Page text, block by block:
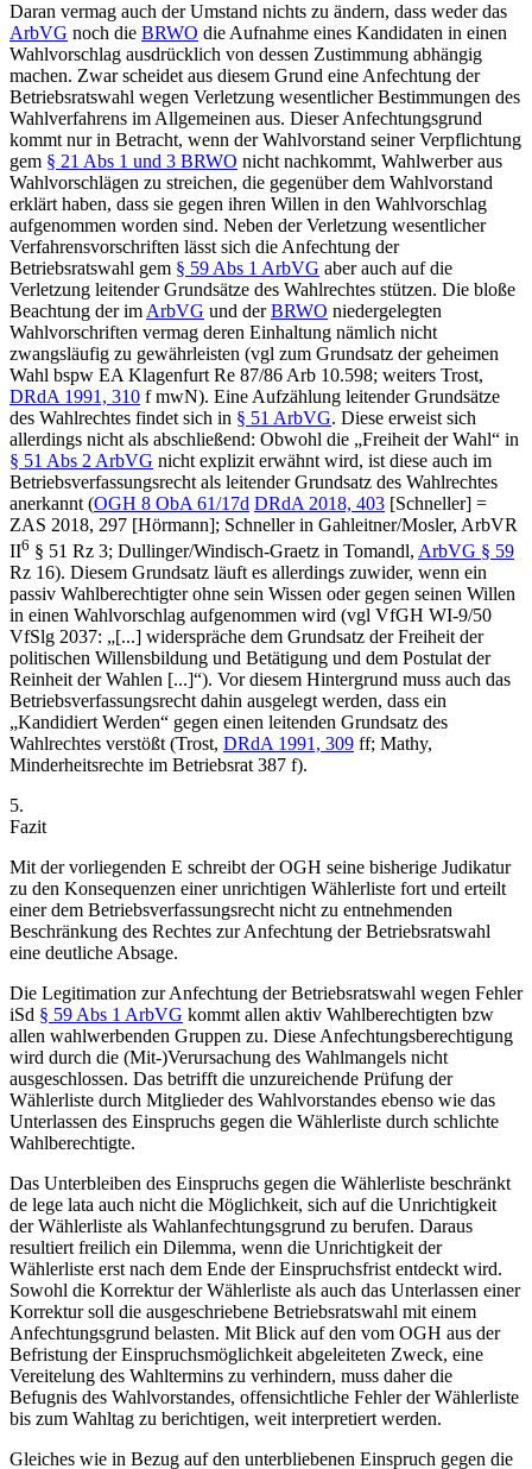
Daran vermag auch der Umstand nichts zu ändern, dass weder das
ArbVG noch die BRWO die Aufnahme eines Kandidaten in einen
Wahlvorschlag ausdrücklich von dessen Zustimmung abhängig
machen. Zwar scheidet aus diesem Grund eine Anfechtung der
Betriebsratswahl wegen Verletzung wesentlicher Bestimmungen des
Wahlverfahrens im Allgemeinen aus. Dieser Anfechtungsgrund
kommt nur in Betracht, wenn der Wahlvorstand seiner Verpflichtung
gem § 21 Abs 1 und 3 BRWO nicht nachkommt, Wahlwerber aus
Wahlvorschlägen zu streichen, die gegenüber dem Wahlvorstand
erklärt haben, dass sie gegen ihren Willen in den Wahlvorschlag
aufgenommen worden sind. Neben der Verletzung wesentlicher
Verfahrensvorschriften lässt sich die Anfechtung der
Betriebsratswahl gem § 59 Abs 1 ArbVG aber auch auf die
Verletzung leitender Grundsätze des Wahlrechtes stützen. Die bloße
Beachtung der im ArbVG und derBRWO niedergelegten
Wahlvorschriften vermag deren Einhaltung nämlich nicht
zwangsläufig zu gewährleisten (vgl zum Grundsatz der geheimen
Wahl bspw EA Klagenfurt Re 87/86 Arb 10.598; weiters Trost,
DRdA 1991, 310 f mwN). Eine Aufzählung leitender Grundsätze
des Wahlrechtes findet sich in § 51 ArbVG. Diese erweist sich
allerdings nicht als abschließend: Obwohl die „Freiheit der Wahl“ in
§ 51 Abs 2 ArbVG nicht explizit erwähnt wird, ist diese auch im
Betriebsverfassungsrecht als leitender Grundsatz des Wahlrechtes
anerkannt (OGH 8 ObA 61/17d DRdA 2018, 403 [Schneller] =
ZAS 2018, 297 [Hörmann]; Schnellerin Gahleitner/Mosler, ArbVR
II6 § 51 Rz 3; Dullinger/Windisch-Graetz in Tomandl, ArbVG § 59
Rz 16). Diesem Grundsatz läuft es allerdings zuwider, wenn ein
passiv Wahlberechtigter ohne sein Wissen oder gegen seinen Willen
in einen Wahlvorschlag aufgenommen wird (vgl VfGH WI-9/50
VfSlg 2037: „[...] widerspräche dem Grundsatz der Freiheit der
politischen Willensbildung und Betätigung und dem Postulat der
Reinheit der Wahlen [...]“). Vor diesem Hintergrund muss auch das
Betriebsverfassungsrecht dahin ausgelegt werden, dass ein
„Kandidiert Werden“ gegen einen leitenden Grundsatz des
Wahlrechtes verstößt (Trost, DRdA 1991, 309 ff; Mathy,
Minderheitsrechte im Betriebsrat 387 f).
5.
Fazit
Mit der vorliegenden E schreibt der OGH seine bisherige Judikatur
zu den Konsequenzen einer unrichtigen Wählerliste fort und erteilt
einer dem Betriebsverfassungsrecht nicht zu entnehmenden
Beschränkung des Rechtes zur Anfechtung der Betriebsratswahl
eine deutliche Absage.
Die Legitimation zur Anfechtung der Betriebsratswahl wegen Fehler
iSd § 59 Abs 1 ArbVG kommt allen aktiv Wahlberechtigten bzw
allen wahlwerbenden Gruppen zu. Diese Anfechtungsberechtigung
wird durch die (Mit-)Verursachung des Wahlmangels nicht
ausgeschlossen. Das betrifft die unzureichende Prüfung der
Wählerliste durch Mitglieder des Wahlvorstandes ebenso wie das
Unterlassen des Einspruchs gegen die Wählerliste durch schlichte
Wahlberechtigte.
Das Unterbleiben des Einspruchs gegen die Wählerliste beschränkt
de lege lata auch nicht die Möglichkeit, sich auf die Unrichtigkeit
der Wählerliste als Wahlanfechtungsgrund zu berufen. Daraus
resultiert freilich ein Dilemma, wenn die Unrichtigkeit der
Wählerliste erst nach dem Ende der Einspruchsfrist entdeckt wird.
Sowohl die Korrektur der Wählerliste als auch das Unterlassen einer
Korrektur soll die ausgeschriebene Betriebsratswahl mit einem
Anfechtungsgrund belasten. Mit Blick auf den vom OGH aus der
Befristung der Einspruchsmöglichkeit abgeleiteten Zweck, eine
Vereitelung des Wahltermins zu verhindern, muss daher die
Befugnis des Wahlvorstandes, offensichtliche Fehler der Wählerliste
bis zum Wahltag zu berichtigen, weit interpretiert werden.
Gleiches wie in Bezug auf den unterbliebenen Einspruch gegen die